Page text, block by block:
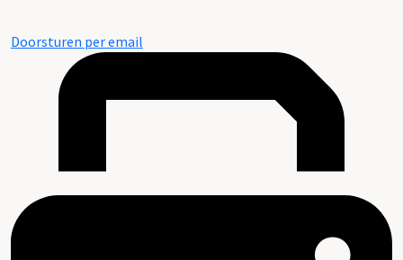
Doorsturen per email